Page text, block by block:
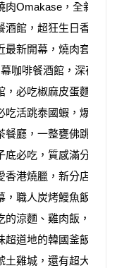
肉Omakase，全新燒
酒館，超狂生日香檳塔
最新開幕，燒肉套餐
咖啡餐酒館，深夜直
，必吃椒麻皮蛋麵、
吃活跳泰國蝦，爆漿
餐廳，一整甕佛跳牆
底必吃，質感滿分水
香港燒臘，新分店必
，職人炭烤鰻魚飯、
的涼麵、雞肉飯，自製
超道地的韓國釜飯，小
土雞城，還有超大停